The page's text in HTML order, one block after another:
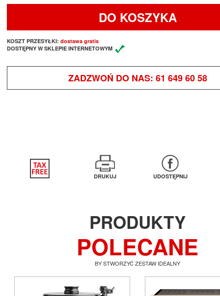
DO KOSZYKA
KOSZT PRZESYŁKI: dostawa gratis
DOSTĘPNY W SKLEPIE INTERNETOWYM
ZADZWOŃ DO NAS: 61 649 60 58
DRUKUJ UDOSTĘPNIJ
PRODUKTY
POLECANE
BY STWORZYĆ ZESTAW IDEALNY